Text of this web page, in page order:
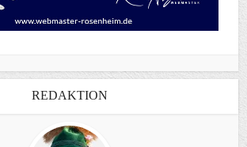
REDAKTION